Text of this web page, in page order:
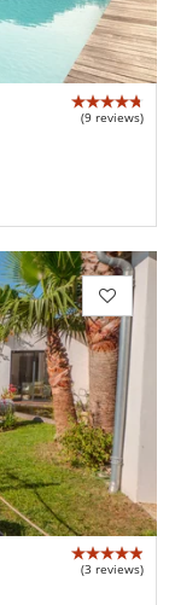
(9 reviews)
(3 reviews)